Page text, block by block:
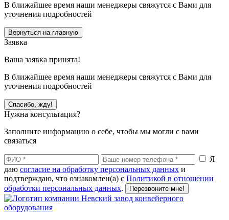
В ближайшее время наши менеджеры свяжутся с Вами для
уточнения подробностей
Вернуться на главную
Заявка
Ваша заявка принята!
В ближайшее время наши менеджеры свяжутся с Вами для
уточнения подробностей
Спасибо, жду!
Нужна консультация?
Заполните информацию о себе, чтобы мы могли с вами
связаться
Я
даю согласие на обработку персональных данных и
подтверждаю, что ознакомлен(а) с Политикой в отношении
обработки персональных данных. Перезвоните мне!